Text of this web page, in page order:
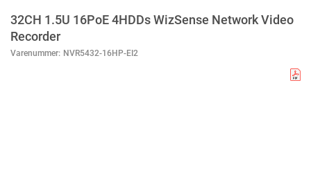
32CH 1.5U 16PoE 4HDDs WizSense Network Video
Recorder
Varenummer: NVR5432-16HP-EI2